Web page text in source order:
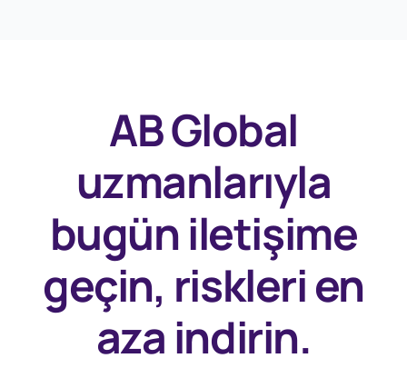
AB Global
uzmanlarıyla
bugüniletişime
geçin, riskleri en
aza indirin.